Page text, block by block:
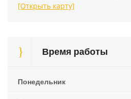
[Открыть карту]
Время работы
Понедельник